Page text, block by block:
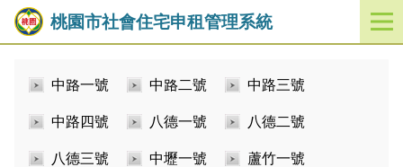
桃園市社會住宅申租管理系統
開
啟
中路一號 中路二號 中路三號
中路四號 八德一號 八德二號
八德三號 中壢一號 蘆竹一號